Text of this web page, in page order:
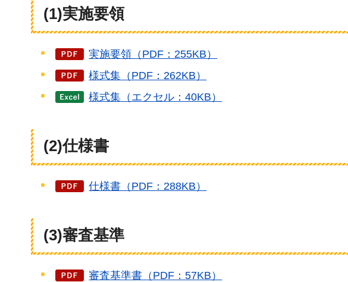
(1)実施要領
実施要領（PDF：255KB）
様式集（PDF：262KB）
様式集（エクセル：40KB）
(2)仕様書
仕様書（PDF：288KB）
(3)審査基準
審査基準書（PDF：57KB）